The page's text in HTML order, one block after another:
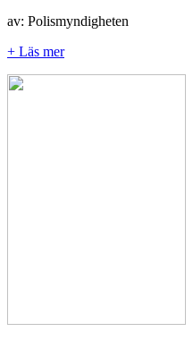
av: Polismyndigheten
+ Läs mer